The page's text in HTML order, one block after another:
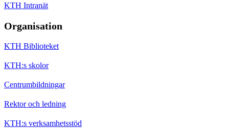
KTH Intranät
Organisation
KTH Biblioteket
KTH:s skolor
Centrumbildningar
Rektor och ledning
KTH:s verksamhetsstöd